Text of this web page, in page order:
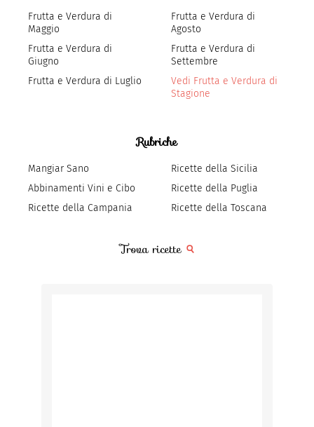
Frutta e Verdura di
Maggio
Frutta e Verdura di
Giugno
Frutta e Verdura di Luglio
Frutta e Verdura di
Agosto
Frutta e Verdura di
Settembre
Vedi Frutta e Verdura di
Stagione
Rubriche
Mangiar Sano
Abbinamenti Vini e Cibo
Ricette della Campania
Ricette della Sicilia
Ricette della Puglia
Ricette della Toscana
Trova ricette